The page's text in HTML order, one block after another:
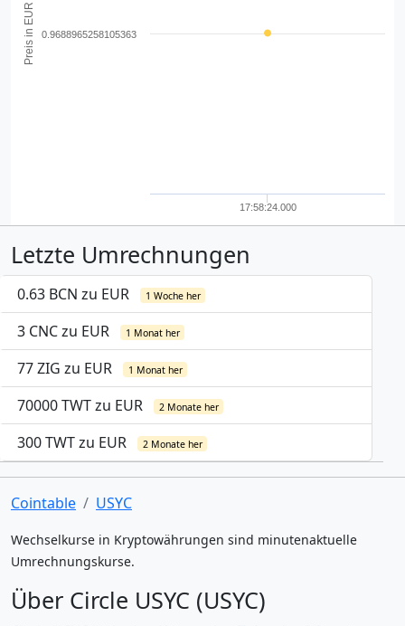
Preis in EUR
17:58:24.000
0.9688965258105363
Letzte Umrechnungen
0.63 BCN zu EUR 1 Woche her
3 CNC zu EUR 1 Monat her
77 ZIG zu EUR 1 Monat her
70000 TWT zu EUR 2 Monate her
300 TWT zu EUR 2 Monate her
Cointable USYC
Wechselkurse in Kryptowährungen sind minutenaktuelle
Umrechnungskurse.
Über Circle USYC (USYC)